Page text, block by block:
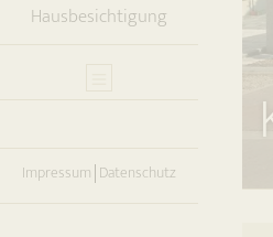
Hausbesichtigung
Impressum Datenschutz